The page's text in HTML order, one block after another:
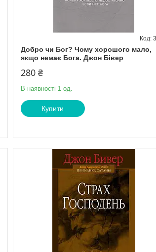
Добро чи Бог? Чому хорошого мало,
якщо немає Бога. Джон Бівер
280 ₴
В наявності 1 од.
Купити